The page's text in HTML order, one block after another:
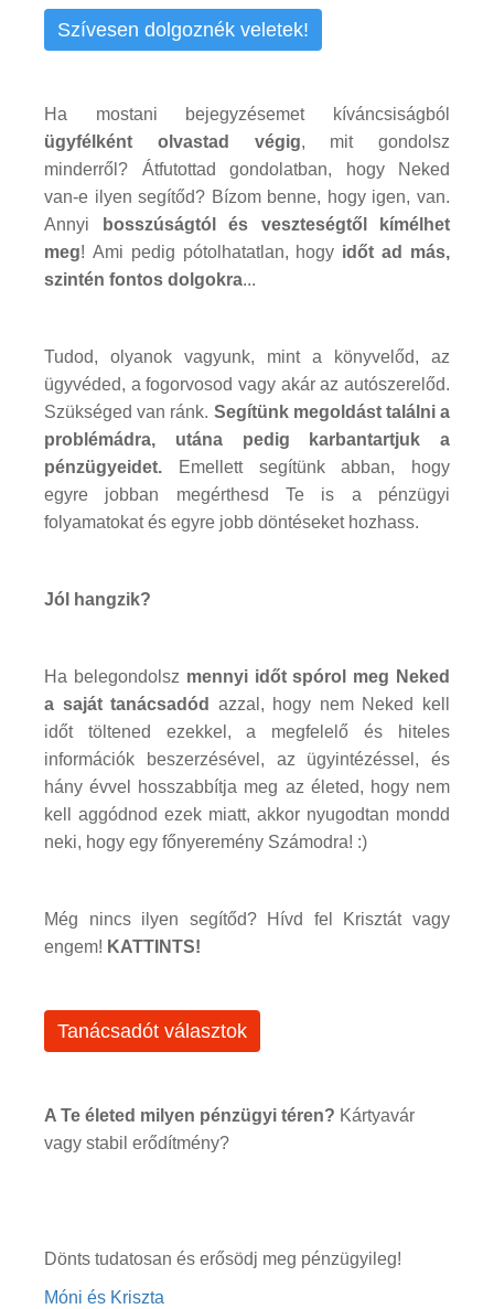
Szívesen dolgoznék veletek!
Ha mostani bejegyzésemet kíváncsiságból
ügyfélként olvastad végig, mit gondolsz
minderről? Átfutottad gondolatban, hogy Neked
van-e ilyen segítőd? Bízom benne, hogy igen, van.
Annyi
bosszúságtól és veszteségtől kímélhet
meg! Ami pedig pótolhatatlan, hogy időt ad más,
szintén fontos dolgokra...
Tudod, olyanok vagyunk, mint a könyvelőd, az
ügyvéded, a fogorvosod vagy akár az autószerelőd.
Szükséged van ránk. Segítünk megoldást találni a
problémádra, utána pedig karbantartjuk a
pénzügyeidet. Emellett segítünk abban, hogy
egyre jobban megérthesd Te is a pénzügyi
folyamatokat és egyre jobb döntéseket hozhass.
Jól hangzik?
Ha belegondolsz mennyi időt spórol meg Neked
a saját tanácsadód
azzal, hogy nem Neked kell
időt töltened ezekkel, a megfelelő és hiteles
információk beszerzésével, az ügyintézéssel, és
hány évvel hosszabbítja meg az életed, hogy nem
kell aggódnod ezek miatt, akkor nyugodtan mondd
neki, hogy egy főnyeremény Számodra! :)
Még nincs ilyen segítőd? Hívd fel Krisztát vagy
engem! KATTINTS!
Tanácsadót választok
A Te életed milyen pénzügyi téren? Kártyavár
vagy stabil erődítmény?
Dönts tudatosan és erősödj meg pénzügyileg!
Móni és Kriszta